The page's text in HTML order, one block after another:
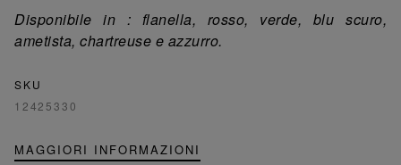
Disponibile in : flanella, rosso, verde, blu scuro,
ametista, chartreuse e azzurro.
SKU
12425330
MAGGIORI INFORMAZIONI